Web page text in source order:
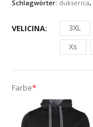
Schlagwörter: dukserica,
VELICINA 3XL
Xs
Farbe*